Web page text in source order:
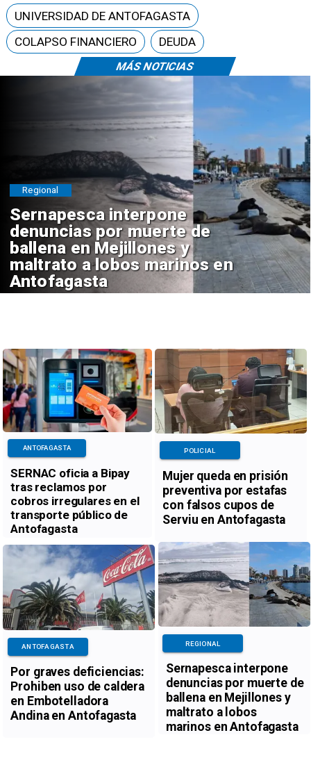
MÁS NOTICIAS
UNIVERSIDAD DE ANTOFAGASTA
COLAPSO FINANCIERO
DEUDA
Sernapesca interpone
denuncias por muerte de
ballena en Mejillones y
maltrato a lobos marinos en
Antofagasta
Regional
SERNAC oficia a Bipay
tras reclamos por
cobros irregulares en el
transporte público de
Antofagasta
ANTOFAGASTA
Mujer queda en prisión
preventiva por estafas
con falsos cupos de
Serviu en Antofagasta
POLICIAL
Por graves deficiencias:
Prohiben uso de caldera
en Embotelladora
Andina en Antofagasta
ANTOFAGASTA
Sernapesca interpone
denuncias por muerte de
ballena en Mejillones y
maltrato a lobos
marinos en Antofagasta
REGIONAL